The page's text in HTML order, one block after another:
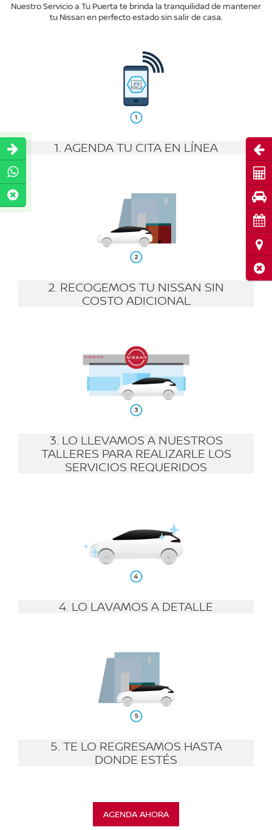
Nuestro Servicio a Tu Puerta te brinda la tranquilidad de mantener
tu Nissan en perfecto estado sin salir de casa.
1. AGENDA TU CITA EN LÍNEA
2. RECOGEMOS TU NISSAN SIN
COSTO ADICIONAL
3. LO LLEVAMOS A NUESTROS
TALLERES PARA REALIZARLE LOS
SERVICIOS REQUERIDOS
4. LO LAVAMOS A DETALLE
5. TE LO REGRESAMOS HASTA
DONDE ESTÉS
AGENDA AHORA